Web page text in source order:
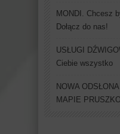
MONDI. Chcesz
Dołącz do nas!
USŁUGI
Ciebie wszystko
NOWA
MAPIE